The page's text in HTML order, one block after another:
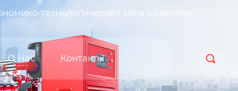
технологическая зона развития,
О Нас Контакты 